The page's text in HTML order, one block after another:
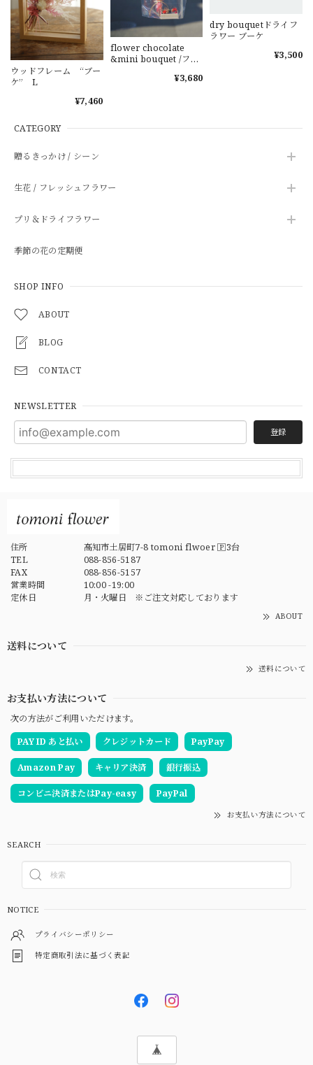
CATEGORY
贈るきっかけ / シーン
生花 / フレッシュフラワー
プリ＆ドライフラワー
季節の花の定期便
SHOP INFO
ABOUT
BLOG
CONTACT
NEWSLETTER
登録
ウッドフレーム “ブー
ケ” L
¥7,460
flower chocolate
&mini bouquet /フラ
ケ お祝い お礼 感
¥3,680
dry bouquetドライフ
ラワー ブーケ
¥3,500
住所
高知市土居町7-8 tomoni flwoer 🄿3台
TEL
088-856-5187
FAX
088-856-5157
営業時間
10:00 -19:00
定休日
月・火曜日 ※ご注文対応しております
ABOUT
送料について
送料について
お支払い方法について
次の方法がご利用いただけます。
PAY ID あと払い
クレジットカード PayPay
Amazon Pay キャリア決済 銀行振込
コンビニ決済またはPay-easy PayPal
お支払い方法について
SEARCH
NOTICE
プライバシーポリシー
特定商取引法に基づく表記